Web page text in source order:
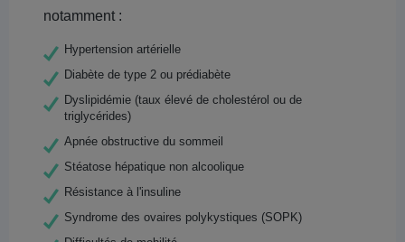
notamment :
Hypertension artérielle
Diabète de type 2 ou prédiabète
Dyslipidémie (taux élevé de cholestérol ou de
triglycérides)
Apnée obstructive du sommeil
Stéatose hépatique non alcoolique
Résistance à l'insuline
Syndrome des ovaires polykystiques (SOPK)